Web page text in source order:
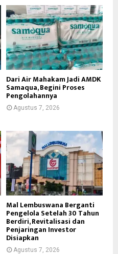
Dari Air Mahakam Jadi AMDK
Samaqua, Begini Proses
Pengolahannya
Agustus 7, 2026
Mal Lembuswana Berganti
Pengelola Setelah 30 Tahun
Berdiri, Revitalisasi dan
Penjaringan Investor
Disiapkan
Agustus 7, 2026